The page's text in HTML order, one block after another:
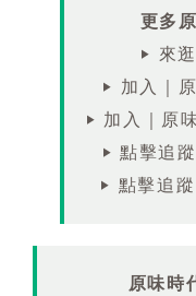
更多
‣ 來
‣ 加入｜
‣ 加入｜原
‣ 點擊追
‣ 點擊追
原味時